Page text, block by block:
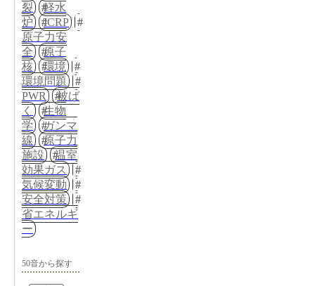
裂
軽水
炉
ICRP
原子力安
全
原子
核
環境
環境問題
PWR
被ば
く
生物
学
ガンマ
線
原子力
施設
温室
効果ガス
気候変動
安全対策
省エネルギ
ー
50音から探す